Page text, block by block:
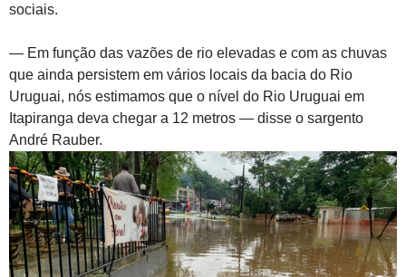
sociais.
— Em função das vazões de rio elevadas e com as chuvas
que ainda persistem em vários locais da bacia do Rio
Uruguai, nós estimamos que o nível do Rio Uruguai em
Itapiranga deva chegar a 12 metros — disse o sargento
André Rauber.